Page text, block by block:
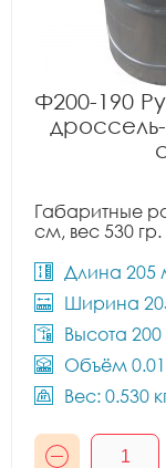
Ф200-190
Габаритные
см, вес 530 гр.
Длина 205
Ширина
Высота
Объём
Вес: 0.530